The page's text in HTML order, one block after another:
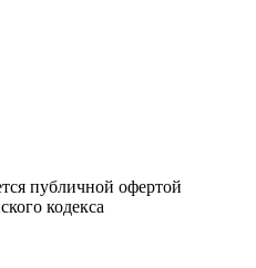
публичной офертой
кодекса